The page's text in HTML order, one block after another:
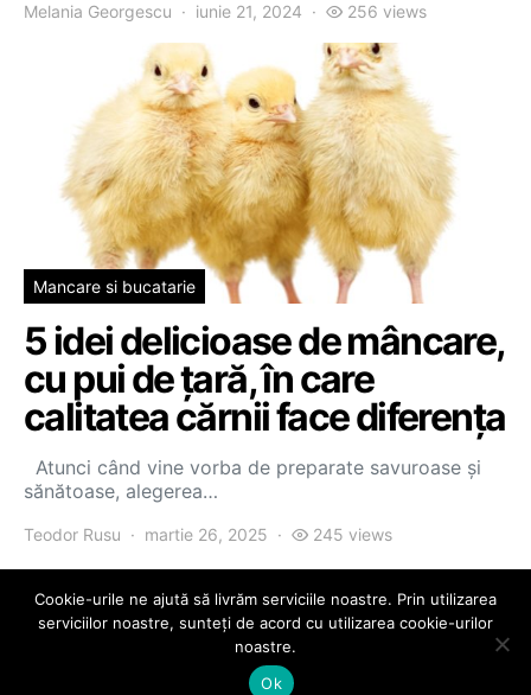
Melania Georgescu iunie 21, 2024 256 views
Mancare si bucatarie
5 idei delicioase de mâncare,
cu pui de țară, în care
calitatea cărnii face diferența
Atunci când vine vorba de preparate savuroase și
sănătoase, alegerea…
Teodor Rusu martie 26, 2025 245 views
PontiFex
Cookie-urile ne ajută să livrăm serviciile noastre. Prin utilizarea
serviciilor noastre, sunteți de acord cu utilizarea cookie-urilor
noastre.
Ok